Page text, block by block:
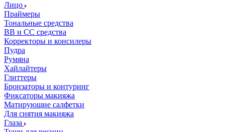
Лицо
Праймеры
Тональные средства
ВВ и СС средства
Корректоры и консилеры
Пудра
Румяна
Хайлайтеры
Глиттеры
Бронзаторы и контуринг
Фиксаторы макияжа
Матирующие салфетки
Для снятия макияжа
Глаза